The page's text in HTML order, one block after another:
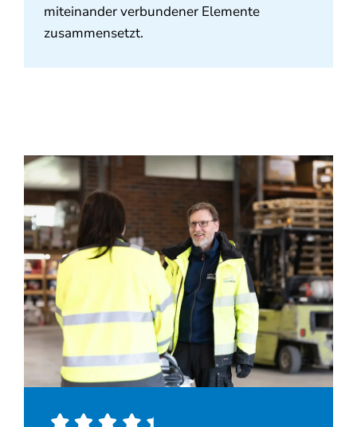
miteinander verbundener Elemente
zusammensetzt.